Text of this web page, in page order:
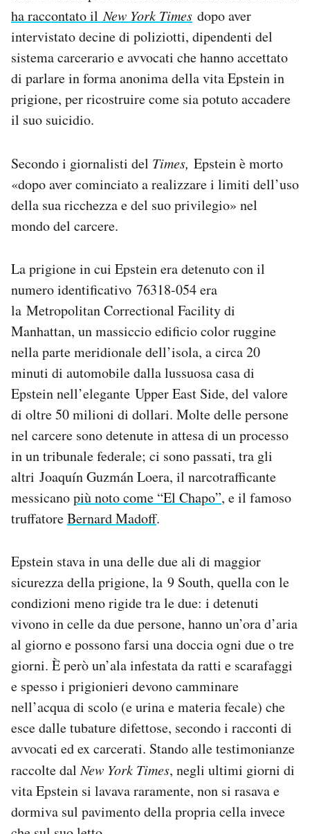
Notifiche mobile
Regala il Post
Hai bisogno di aiuto?
Esci
ha raccontato ilNew York Times dopo aver
intervistato decine di poliziotti, dipendenti del
sistema carcerario e avvocati che hanno accettato
di parlare in forma anonima della vita Epstein in
prigione, per ricostruire come sia potuto accadere
il suo suicidio.
Secondo i giornalisti del Times, Epstein è morto
«dopo aver cominciato a realizzare i limiti dell’uso
della sua ricchezza e del suo privilegio» nel
mondo del carcere.
La prigione in cui Epstein era detenuto con il
numero identificativo 76318-054 era
la Metropolitan Correctional Facility di
Manhattan, un massiccio edificio color ruggine
nella parte meridionale dell’isola, a circa 20
minuti di automobile dalla lussuosa casa di
Epstein nell’elegante Upper East Side, del valore
di oltre 50 milioni di dollari. Molte delle persone
nel carcere sono detenute in attesa di un processo
in un tribunale federale; ci sono passati, tra gli
altri Joaquín Guzmán Loera, il narcotrafficante
messicanopiù noto come “El Chapo”, e il famoso
truffatoreBernard Madoff.
Epstein stava in una delle due ali di maggior
sicurezza della prigione, la 9 South, quella con le
condizioni meno rigide tra le due: i detenuti
vivono in celle da due persone, hanno un’ora d’aria
al giorno e possono farsi una doccia ogni due o tre
giorni. È però un’ala infestata da ratti e scarafaggi
e spesso i prigionieri devono camminare
nell’acqua di scolo (e urina e materia fecale) che
esce dalle tubature difettose, secondo i racconti di
avvocati ed ex carcerati. Stando alle testimonianze
raccolte dalNew York Times, negli ultimi giorni di
vita Epstein si lavava raramente, non si rasava e
dormiva sul pavimento della propria cella invece